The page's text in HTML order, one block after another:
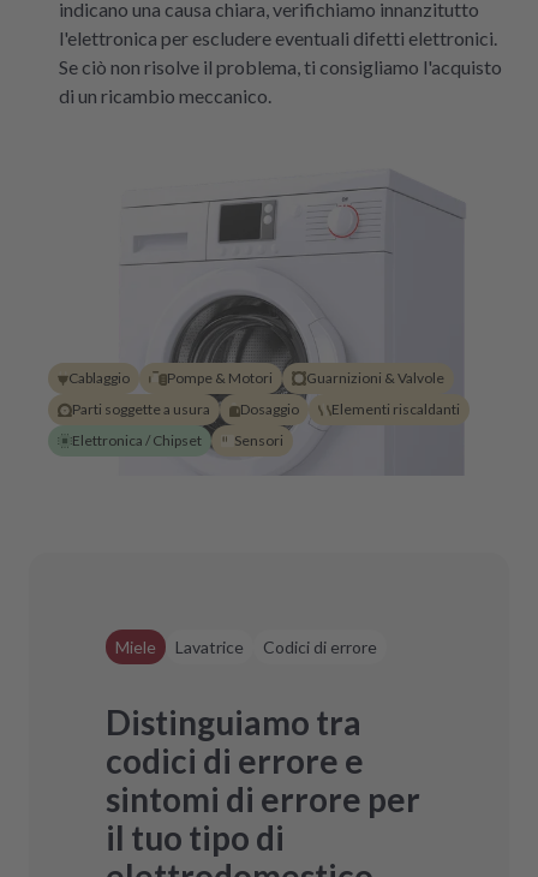
indicano una causa chiara, verifichiamo innanzitutto
l'elettronica per escludere eventuali difetti elettronici.
Se ciò non risolve il problema, ti consigliamo l'acquisto
di un ricambio meccanico.
Cablaggio Pompe & Motori
Guarnizioni & Valvole
Parti soggette a usura
Dosaggio
Elementi riscaldanti
Elettronica / Chipset
Sensori
Miele Lavatrice Codici di errore
Distinguiamo tra
codici di errore e
sintomi di errore per
il tuo tipo di